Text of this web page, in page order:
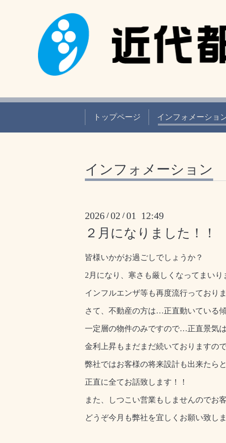
トップページ インフォメーショ
インフォメーション
2026 /02 /01 12:49
２月になりました！！
皆様いかがお過ごしでしょうか？
2月になり、寒さも厳しくなってまいり
インフルエンザ等も再度流行っており
さて、不動産の方は…正直動いている
一定層の物件のみですので…正直景気
金利上昇もまだまだ続いておりますの
弊社ではお客様の将来設計も出来たら
正直に全てお話致します！！
また、しつこい営業もしませんのでお
どうぞ今月も弊社を宜しくお願い致しま